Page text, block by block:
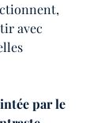
avec
par le